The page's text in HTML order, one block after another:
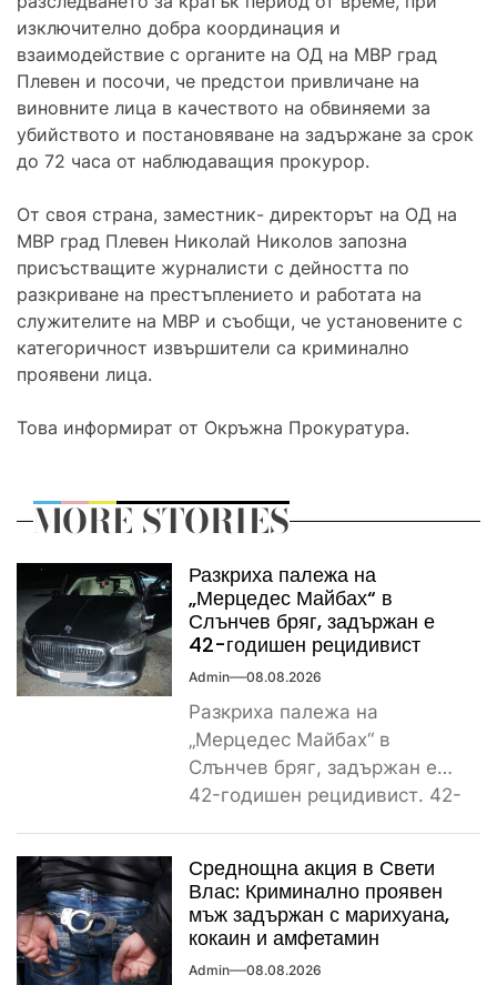
изключително добра координация и
взаимодействие с органите на ОД на МВР град
Плевен и посочи, че предстои привличане на
виновните лица в качеството на обвиняеми за
убийството и постановяване на задържане за срок
до 72 часа от наблюдаващия прокурор.
От своя страна, заместник- директорът на ОД на
МВР град Плевен Николай Николов запозна
присъстващите журналисти с дейността по
разкриване на престъплението и работата на
служителите на МВР и съобщи, че установените с
категоричност извършители са криминално
проявени лица.
Това информират от Окръжна Прокуратура.
MORE STORIES
Разкриха палежа на
„Мерцедес Майбах“ в
Слънчев бряг, задържан е
42-годишен рецидивист
Admin 08.08.2026
Разкриха палежа на
„Мерцедес Майбах“ в
Слънчев бряг, задържан е
42-годишен рецидивист. 42-
ямболското...
Среднощна акция в Свети
Влас: Криминално проявен
мъж задържан с марихуана,
кокаин и амфетамин
Admin 08.08.2026